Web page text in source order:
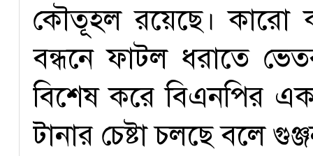
কৌতূহল রয়েছে। কারো
বন্ধনে ফাটল ধরাতে
বিশেষ করে বিএনপির
টানার চেষ্টা চলছে বলে